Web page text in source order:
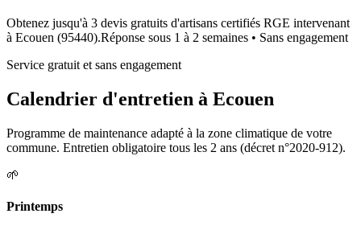
Obtenez jusqu'à 3 devis gratuits d'artisans certifiés RGE intervenant
à Ecouen (95440).Réponse sous 1 à 2 semaines • Sans engagement
Service gratuit et sans engagement
Calendrier d'entretien à Ecouen
Programme de maintenance adapté à la zone climatique de votre
commune. Entretien obligatoire tous les 2 ans (décret n°2020-912).
🌱
Printemps